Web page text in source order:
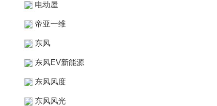
电动屋
帝亚一维
东风
东风EV新能源
东风风度
东风风光